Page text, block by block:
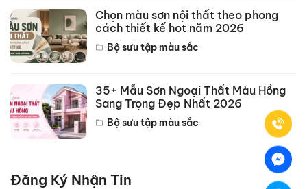
Chọn màu sơn nội thất theo phong
cách thiết kế hot năm 2026
Bộ sưu tập màu sắc
35+ Mẫu Sơn Ngoại Thất Màu Hồng
Sang Trọng Đẹp Nhất 2026
Bộ sưu tập màu sắc
Đăng Ký Nhận Tin